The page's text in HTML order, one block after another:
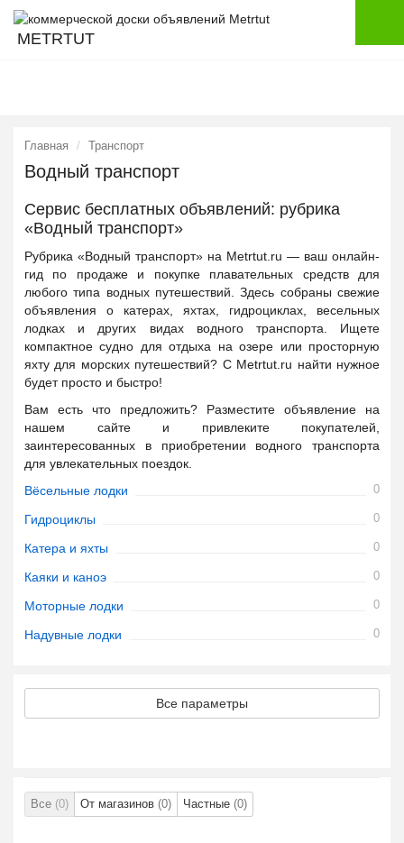
METRTUT
Главная Транспорт
Водный транспорт
Сервис бесплатных объявлений: рубрика
«Водный транспорт»
Рубрика «Водный транспорт» на Metrtut.ru — ваш онлайн-
гид по продаже и покупке плавательных средств для
любого типа водных путешествий. Здесь собраны свежие
объявления о катерах, яхтах, гидроциклах, весельных
лодках и других видах водного транспорта. Ищете
компактное судно для отдыха на озере или просторную
яхту для морских путешествий? С Metrtut.ru найти нужное
будет просто и быстро!
Вам есть что предложить? Разместите объявление на
нашем сайте и привлеките покупателей,
заинтересованных в приобретении водного транспорта
для увлекательных поездок.
Вёсельные лодки
0
Гидроциклы 0
Катера и яхты 0
Каяки и каноэ 0
Моторные лодки 0
Надувные лодки 0
Все параметры
Все (0) От магазинов (0) Частные (0)